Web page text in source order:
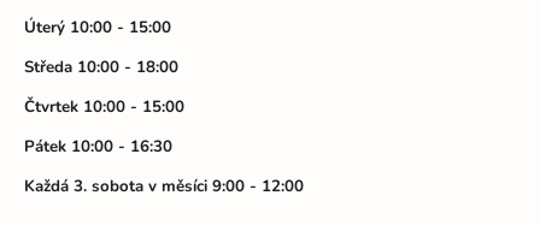
Úterý 10:00 - 15:00
Středa 10:00 - 18:00
Čtvrtek 10:00 - 15:00
Pátek 10:00 - 16:30
Každá 3. sobota v měsíci 9:00 - 12:00